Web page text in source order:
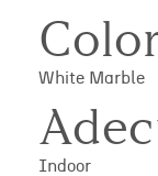
White Marble
Indoor